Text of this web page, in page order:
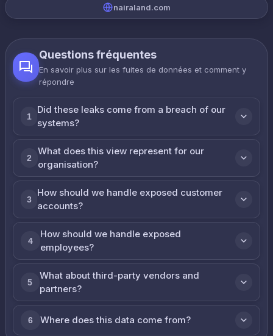
nairaland.com
Questions fréquentes
En savoir plus sur les fuites de données et comment y
répondre
1
Did these leaks come from a breach of our
systems?
2
What does this view represent for our
organisation?
3
How should we handle exposed customer
accounts?
4
How should we handle exposed
employees?
5
What about third-party vendors and
partners?
6 Where does this data come from?